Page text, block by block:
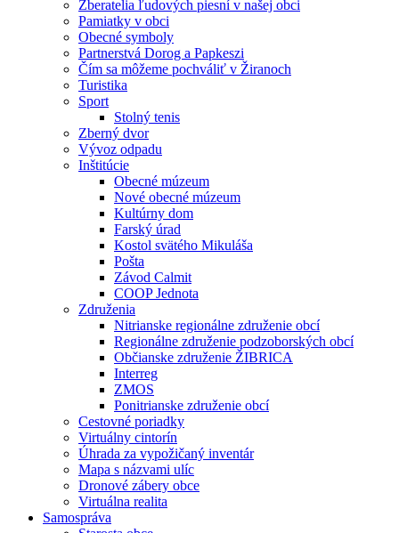
Zberatelia ľudových piesní v našej obci
Pamiatky v obci
Obecné symboly
Partnerstvá Dorog a Papkeszi
Čím sa môžeme pochváliť v Žiranoch
Turistika
Sport
Stolný tenis
Zberný dvor
Vývoz odpadu
Inštitúcie
Obecné múzeum
Nové obecné múzeum
Kultúrny dom
Farský úrad
Kostol svätého Mikuláša
Pošta
Závod Calmit
COOP Jednota
Združenia
Nitrianske regionálne združenie obcí
Regionálne združenie podzoborských obcí
Občianske združenie ŽIBRICA
Interreg
ZMOS
Ponitrianske združenie obcí
Cestovné poriadky
Virtuálny cintorín
Úhrada za vypožičaný inventár
Mapa s názvami ulíc
Dronové zábery obce
Virtuálna realita
Samospráva